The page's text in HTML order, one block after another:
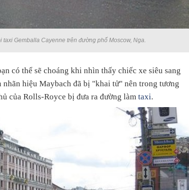
taxi Gemballa Cayenne trên đường phố Moscow, Nga.
có thể sẽ choáng khi nhìn thấy chiếc xe siêu sang
hiệu Maybach đã bị "khai tử" nên trong tương
của Rolls-Royce bị đưa ra đường làm taxi.